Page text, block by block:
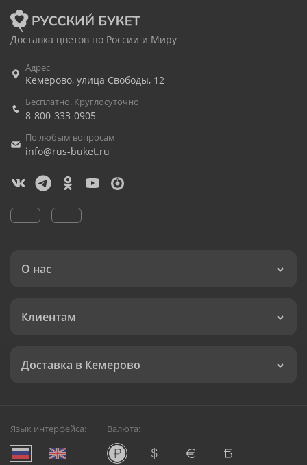
Доставка цветов по России и Миру
Адрес
Кемерово, улица Свободы, 12
Бесплатно. Круглосуточно
8-800-333-0905
По любым вопросам
info@rus-buket.ru
О нас
Клиентам
Доставка в Кемерово
Язык интерфейса: Валюта: